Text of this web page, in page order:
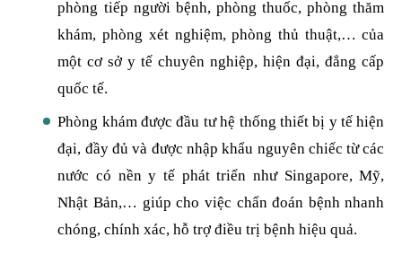
phòng tiếp người bệnh, phòng thuốc, phòng thăm
khám, phòng xét nghiệm, phòng thủ thuật,… của
một cơ sở y tế chuyên nghiệp, hiện đại, đẳng cấp
quốc tế.
Phòng khám được đầu tư hệ thống thiết bị y tế hiện
đại, đầy đủ và được nhập khẩu nguyên chiếc từ các
nước có nền y tế phát triển như Singapore, Mỹ,
Nhật Bản,… giúp cho việc chẩn đoán bệnh nhanh
chóng, chính xác, hỗ trợ điều trị bệnh hiệu quả.